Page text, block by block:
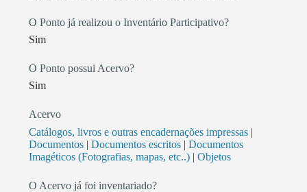
O Ponto já realizou o Inventário Participativo?
Sim
O Ponto possui Acervo?
Sim
Acervo
Catálogos, livros e outras encadernações impressas |
Documentos | Documentos escritos | Documentos
Imagéticos (Fotografias, mapas, etc..) | Objetos
O Acervo já foi inventariado?